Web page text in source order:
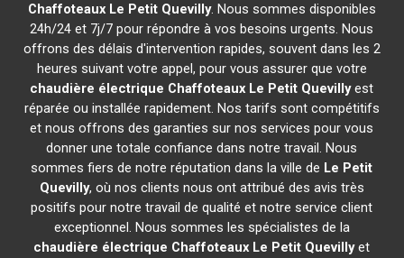
Chaffoteaux Le Petit Quevilly. Nous sommes disponibles
24h/24 et 7j/7 pour répondre à vos besoins urgents. Nous
offrons des délais d'intervention rapides, souvent dans les 2
heures suivant votre appel, pour vous assurer que votre
chaudière électrique Chaffoteaux Le Petit Quevillyest
réparée ou installée rapidement. Nos tarifs sont compétitifs
et nous offrons des garanties sur nos services pour vous
donner une totale confiance dans notre travail. Nous
sommes fiers de notre réputation dans la ville de Le Petit
Quevilly, où nos clients nous ont attribué des avis très
positifs pour notre travail de qualité et notre service client
exceptionnel. Nous sommes les spécialistes de la
chaudière électrique Chaffoteaux Le Petit Quevillyet